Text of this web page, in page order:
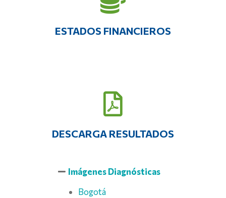
ESTADOS FINANCIEROS
DESCARGA RESULTADOS
Imágenes Diagnósticas
Bogotá